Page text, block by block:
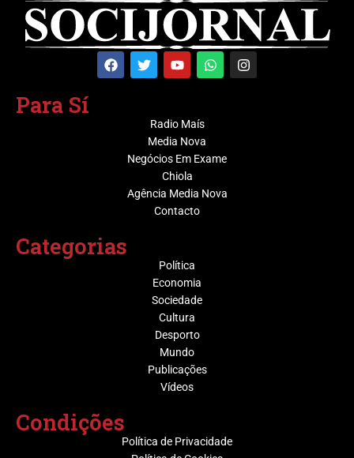
Para Sí
Radio Maís
Media Nova
Negócios Em Exame
Chiola
Agência Media Nova
Contacto
Categorias
Política
Economia
Sociedade
Cultura
Desporto
Mundo
Publicações
Vídeos
Condições
Política de Privacidade